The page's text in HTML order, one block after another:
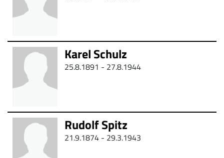
Karel Schulz
25.8.1891 - 27.8.1944
Rudolf Spitz
21.9.1874 - 29.3.1943